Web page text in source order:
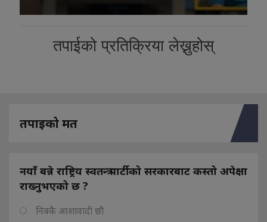
तपाईको प्रतिक्रिया लेख्नुहोस्
तपाइको मत
नयाँ बन्ने राष्ट्रिय स्वतन्त्र पार्टीको सरकारबाट कस्तो अपेक्षा
राख्नुभएको छ ?
निक्कै आशावादी छौ